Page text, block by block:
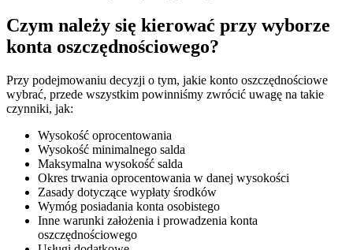
Czym należy się kierować przy wyborze
konta oszczędnościowego?
Przy podejmowaniu decyzji o tym, jakie konto oszczędnościowe
wybrać, przede wszystkim powinniśmy zwrócić uwagę na takie
czynniki, jak:
Wysokość oprocentowania
Wysokość minimalnego salda
Maksymalna wysokość salda
Okres trwania oprocentowania w danej wysokości
Zasady dotyczące wypłaty środków
Wymóg posiadania konta osobistego
Inne warunki założenia i prowadzenia konta
oszczędnościowego